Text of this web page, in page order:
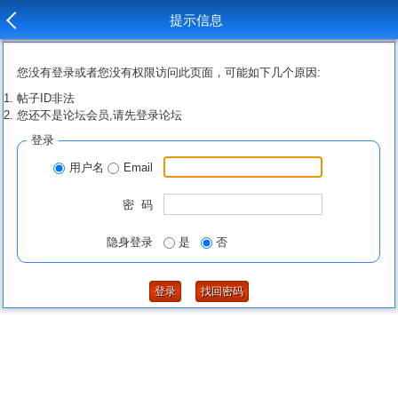
提示信息
您没有登录或者您没有权限访问此页面，可能如下几个原因:
帖子ID非法
您还不是论坛会员,请先登录论坛
登录
用户名 Email
密 码
隐身登录 是 否